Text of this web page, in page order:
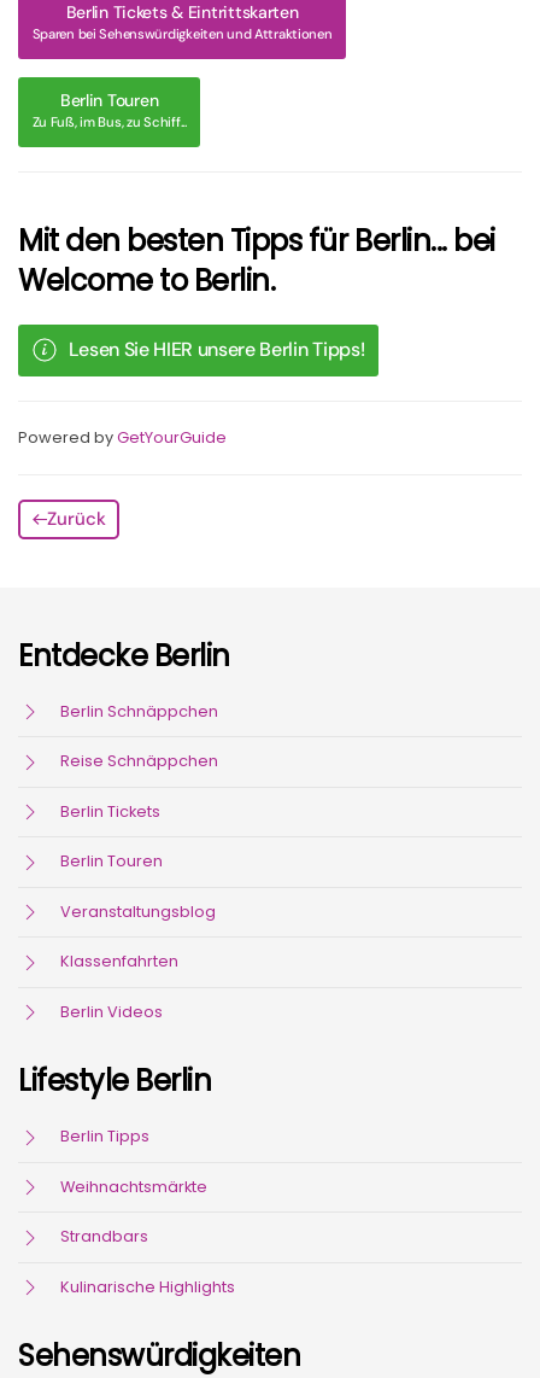
Berlin Tickets & Eintrittskarten
Sparen bei Sehenswürdigkeiten und Attraktionen
Berlin Touren
Zu Fuß, im Bus, zu Schiff...
Mit den besten Tipps für Berlin... bei
Welcome to Berlin.
Lesen Sie HIER unsere Berlin Tipps!
Powered byGetYourGuide
Zurück
Entdecke Berlin
Berlin Schnäppchen
Reise Schnäppchen
Berlin Tickets
Berlin Touren
Veranstaltungsblog
Klassenfahrten
Berlin Videos
Lifestyle Berlin
Berlin Tipps
Weihnachtsmärkte
Strandbars
Kulinarische Highlights
Sehenswürdigkeiten